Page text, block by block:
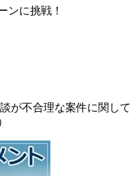
ンに挑戦！
が不合理な案件に関して